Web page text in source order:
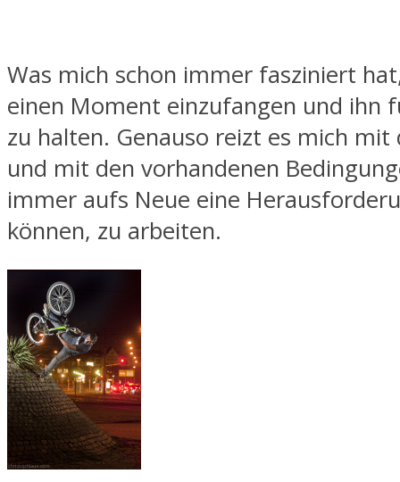
Was mich schon immer fasziniert
einen Moment einzufangen und ihn
zu halten. Genauso reizt es mich
und mit den vorhandenen
immer aufs Neue eine
können, zu arbeiten.